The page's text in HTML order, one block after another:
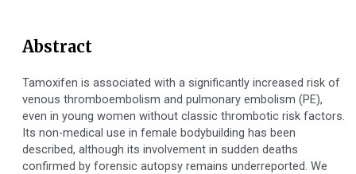
Abstract
Tamoxifen is associated with a significantly increased risk of
venous thromboembolism and pulmonary embolism (PE),
even in young women without classic thrombotic risk factors.
Its non-medical use in female bodybuilding has been
described, although its involvement in sudden deaths
confirmed by forensic autopsy remains underreported. We